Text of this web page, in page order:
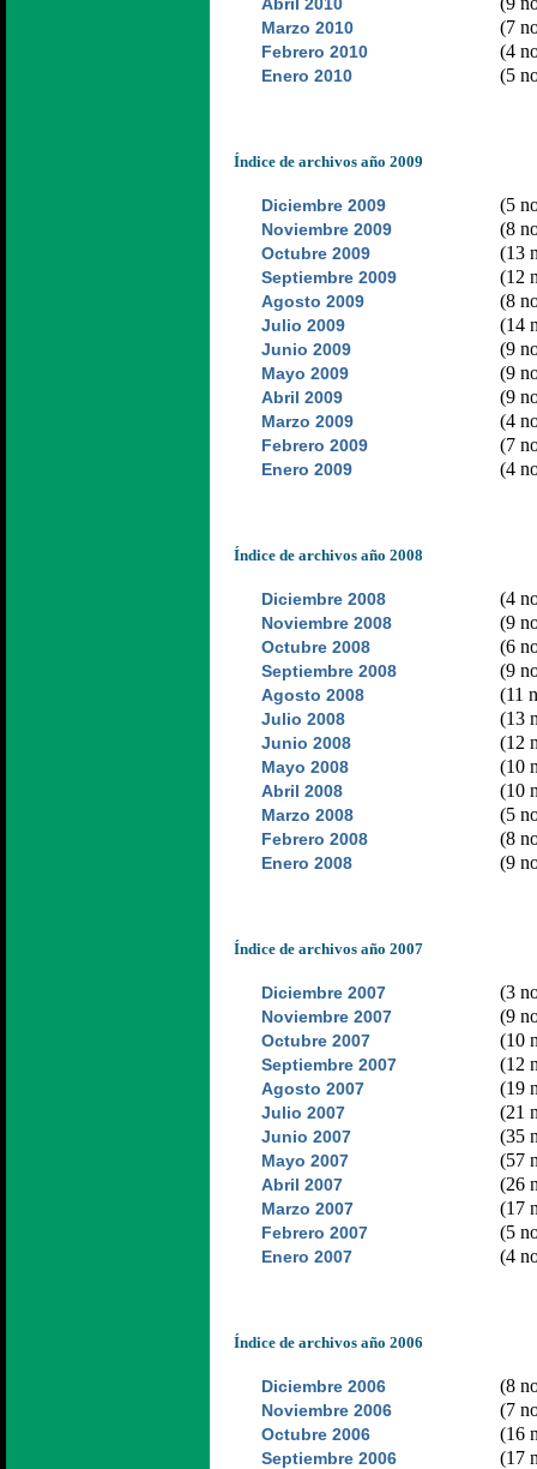
Marzo 2010 (7
Febrero 2010 (4
Enero 2010 (5
Índice de archivos año 2009
Diciembre 2009 (5
Noviembre 2009 (8
Octubre 2009 (13
Septiembre 2009 (12
Agosto 2009 (8
Julio 2009 (14
Junio 2009 (9
Mayo 2009 (9
Abril 2009 (9
Marzo 2009 (4
Febrero 2009 (7
Enero 2009 (4
Índice de archivos año 2008
Diciembre 2008 (4
Noviembre 2008 (9
Octubre 2008 (6
Septiembre 2008 (9
Agosto 2008 (11
Julio 2008 (13
Junio 2008 (12
Mayo 2008 (10
Abril 2008 (10
Marzo 2008 (5
Febrero 2008 (8
Enero 2008 (9
Índice de archivos año 2007
Diciembre 2007 (3
Noviembre 2007 (9
Octubre 2007 (10
Septiembre 2007 (12
Agosto 2007 (19
Julio 2007 (21
Junio 2007 (35
Mayo 2007 (57
Abril 2007 (26
Marzo 2007 (17
Febrero 2007 (5
Enero 2007 (4
Índice de archivos año 2006
Diciembre 2006 (8
Noviembre 2006 (7
Octubre 2006 (16
Septiembre 2006 (17